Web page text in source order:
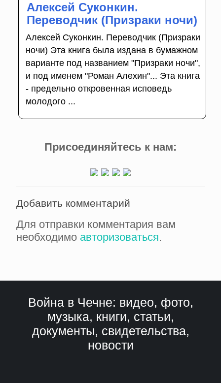
Алексей Суконкин.
Переводчик (Призраки ночи)
Алексей Суконкин. Переводчик (Призраки
ночи) Эта книга была издана в бумажном
варианте под названием "Призраки ночи",
и под именем "Роман Алехин"... Эта книга
- предельно откровенная исповедь
молодого ...
Присоединяйтесь к нам:
Добавить комментарий
Для отправки комментария вам
необходимо авторизоваться.
Война в Чечне: видео, фото,
музыка, книги, статьи,
документы, свидетельства,
новости